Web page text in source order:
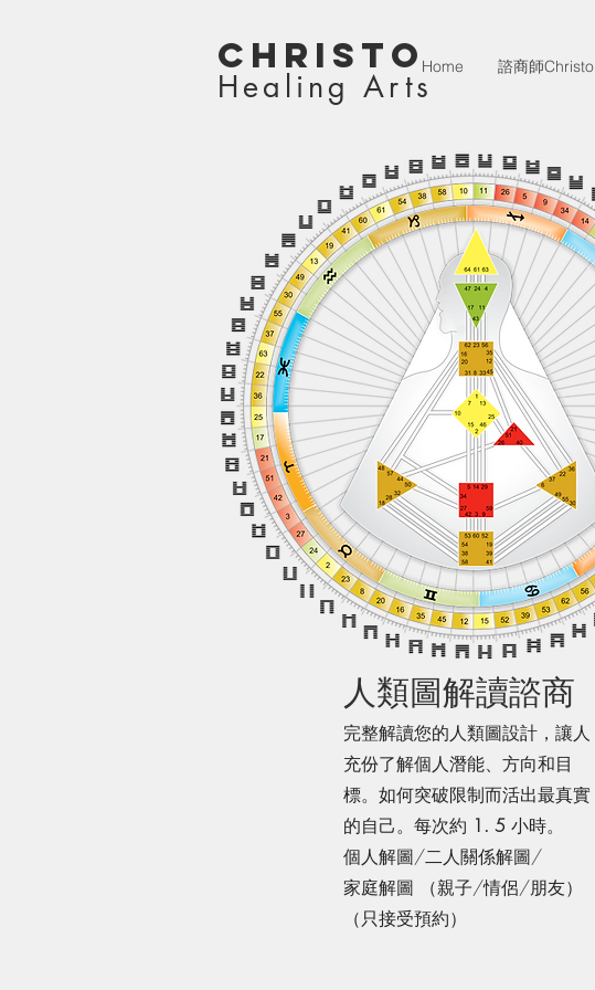
Christo
Healing Arts
Home 諮商師Christo
人類圖解讀諮商
完整解讀您的人類圖設計，讓人
充份了解個人潛能、方向和目
標。如何突破限制而活出最真實
的自己。​每次約 1. 5 小時。
個人解圖/二人關係解圖/
家庭解圖 （親子/情侶/朋友）
​（只接受預約）